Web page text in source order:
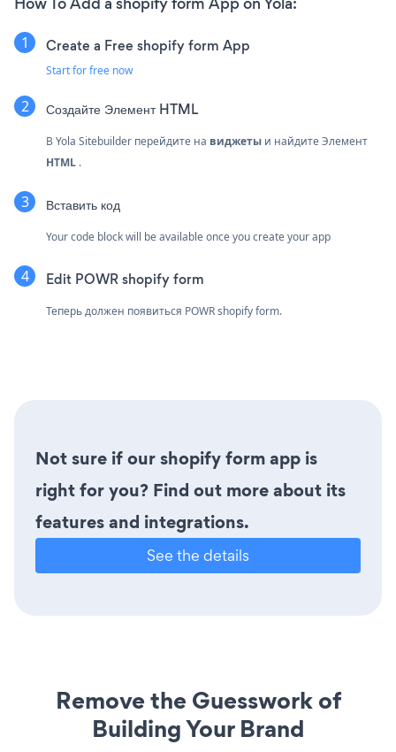
Create a Free shopify form App
Start for free now
Создайте Элемент HTML
В Yola Sitebuilder перейдите на виджеты и найдитеЭлемент
HTML .
Вставить код
Your code block will be available once you create your app
Edit POWR shopify form
Теперь должен появиться POWR shopify form.
Not sure if our shopify form app is
right for you? Find out more about its
features and integrations.
See the details
Remove the Guesswork of
Building Your Brand